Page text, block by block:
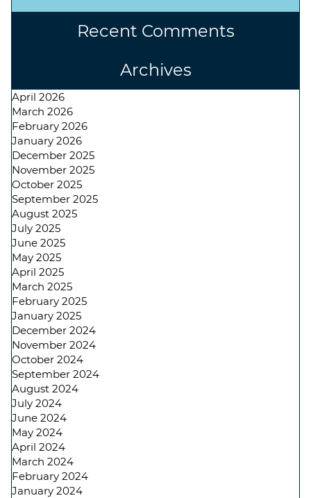
Recent Comments
Archives
April 2026
March 2026
February 2026
January 2026
December 2025
November 2025
October 2025
September 2025
August 2025
July 2025
June 2025
May 2025
April 2025
March 2025
February 2025
January 2025
December 2024
November 2024
October 2024
September 2024
August 2024
July 2024
June 2024
May 2024
April 2024
March 2024
February 2024
January 2024